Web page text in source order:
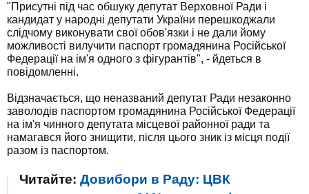
"Присутні під час обшуку депутат Верховної Ради і
кандидат у народні депутати України перешкоджали
слідчому виконувати свої обов'язки і не дали йому
можливості вилучити паспорт громадянина Російської
Федерації на ім'я одного з фігурантів", - йдеться в
повідомленні.
Відзначається, що неназваний депутат Ради незаконно
заволодів паспортом громадянина Російської Федерації
на ім'я чинного депутата місцевої районної ради та
намагався його знищити, після цього зник із місця події
разом із паспортом.
Читайте: Довибори в Раду: ЦВК